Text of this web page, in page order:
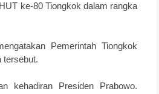
ke-80 Tiongkok dalam rangka
Pemerintah Tiongkok
tersebut.
kehadiran Presiden Prabowo.